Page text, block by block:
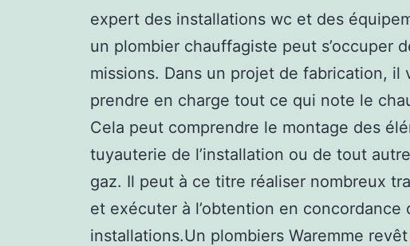
expert des installations wc et des
un plombier chauffagiste peut s’occuper
missions. Dans un projet de fabrication, il
prendre en charge tout ce qui note le
Cela peut comprendre le montage des
tuyauterie de l’installation ou de tout
gaz. Il peut à ce titre réaliser nombreux
et exécuter à l’obtention en concordance
installations.Un plombiers Waremme